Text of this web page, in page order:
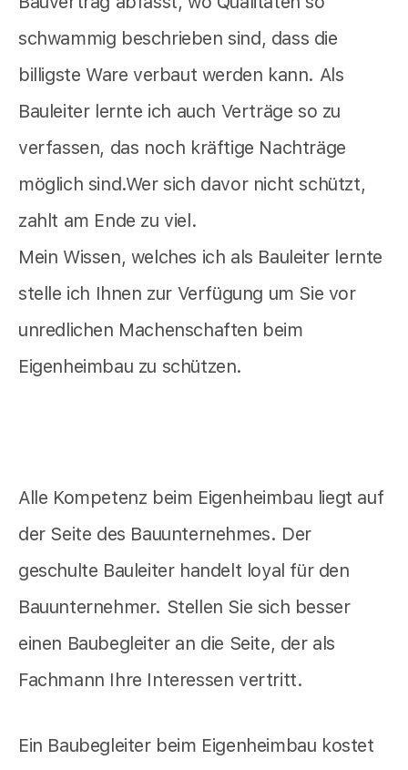
schwammig beschrieben sind, dass die
billigste Ware verbaut werden kann. Als
Bauleiter lernte ich auch Verträge so zu
verfassen, das noch kräftige Nachträge
möglich sind.Wer sich davor nicht schützt,
zahlt am Ende zu viel.
Mein Wissen, welches ich als Bauleiter lernte
stelle ich Ihnen zur Verfügung um Sie vor
unredlichen Machenschaften beim
Eigenheimbau zu schützen.
Alle Kompetenz beim Eigenheimbau liegt auf
der Seite des Bauunternehmes. Der
geschulte Bauleiter handelt loyal für den
Bauunternehmer. Stellen Sie sich besser
einen Baubegleiter an die Seite, der als
Fachmann Ihre Interessen vertritt.
Ein Baubegleiter beim Eigenheimbau kostet